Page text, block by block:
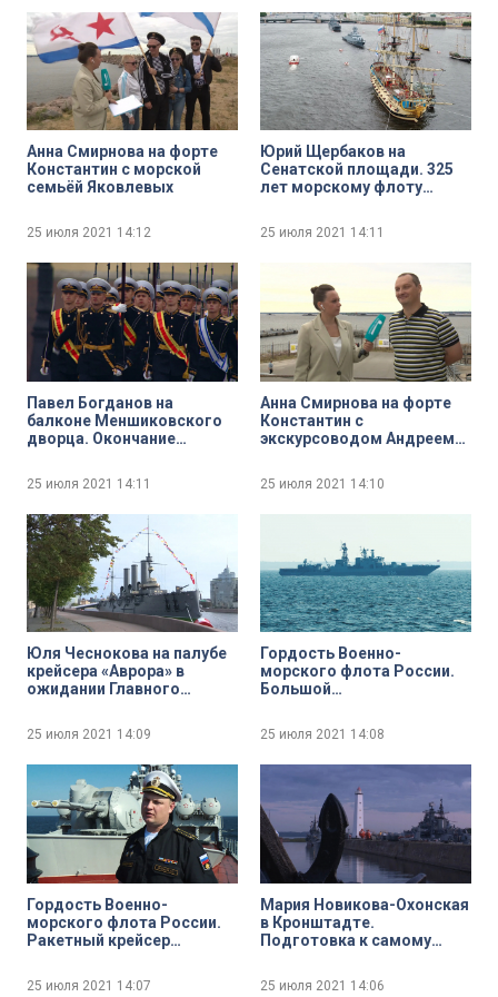
Анна Смирнова на форте
Константин с морской
семьёй Яковлевых
25 июля 2021 14:12
Юрий Щербаков на
Сенатской площади. 325
лет морскому флоту
25 июля 2021 14:11
Павел Богданов на
балконе Меншиковского
дворца. Окончание
25 июля 2021 14:11
Анна Смирнова на форте
Константин с
экскурсоводом Андреем
25 июля 2021 14:10
Юля Чеснокова на палубе
крейсера «Аврора» в
ожидании Главного
25 июля 2021 14:09
Гордость Военно-
морского флота России.
Большой
Кулаков»
25 июля 2021 14:08
Гордость Военно-
морского флота России.
Ракетный крейсер
25 июля 2021 14:07
Мария Новикова-Охонская
в Кронштадте.
Подготовка к самому
салюту
25 июля 2021 14:06